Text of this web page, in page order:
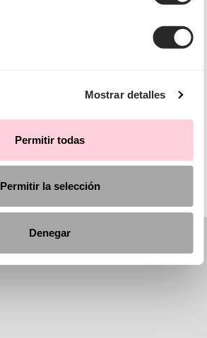
Mostrar detalles
Permitir todas
Permitir la selección
Denegar